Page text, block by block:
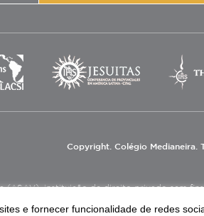
Copyright. Colégio Medianeira.
(ASAV), instituição de direito privado sem
e fornecer funcionalidade de redes